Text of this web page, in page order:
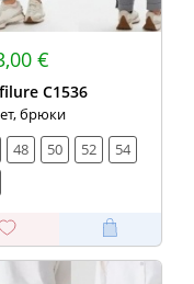
€
C1536
брюки
48 50 52
54